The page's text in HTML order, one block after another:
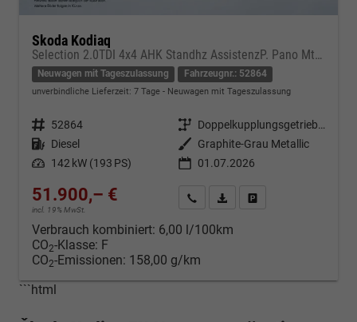
Skoda Kodiaq
Selection 2.0TDI 4x4 AHK Standhz AssistenzP. Pano MtrxLED PerformanceP. Nav
Neuwagen mit Tageszulassung Fahrzeugnr.: 52864
unverbindliche Lieferzeit: 7 Tage Neuwagen mit Tageszulassung
Fahrzeugnr. 52864 Getriebe
Doppelkupplungsgetriebe (DSG)
Kraftstoff Diesel Außenfarbe
Graphite-Grau Metallic
Leistung 142 kW (193 PS) 01.07.2026
51.900,– €
incl. 19% MwSt.
Kontakt & Angebot anfordern
PDF-Datei, Fahrzeugexposé
Verbrauch kombiniert: 6,00 l/100km
CO2-Klasse: F
CO2-Emissionen: 158,00 g/km
```html